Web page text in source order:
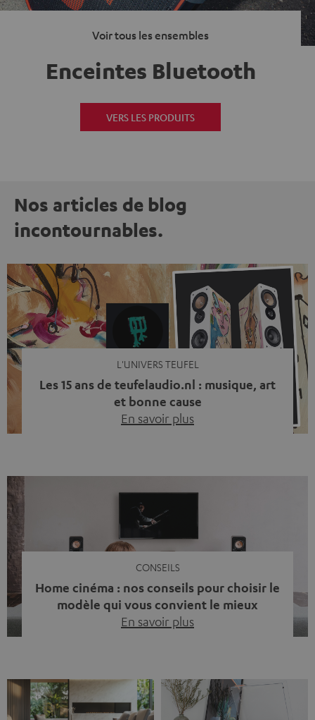
Voir tous les ensembles
Enceintes Bluetooth
VERS LES PRODUITS
Nos articles de blog
incontournables.
L'UNIVERS TEUFEL
Les 15 ans de teufelaudio.nl : musique, art
et bonne cause
En savoir plus
quelque chose qui reflète ce que représente Teufel :
célébrer le pouvoir du son et redonner quelque chose à
la société. La musique fait bien plus que simplement
sonner bien. […]
CONSEILS
Home cinéma : nos conseils pour choisir le
modèle qui vous convient le mieux
En savoir plus
dialogue est couvert par un bruit de fond… et adieu
l’immersion. Rassurez-vous, on a tous vécu ça. Mais la